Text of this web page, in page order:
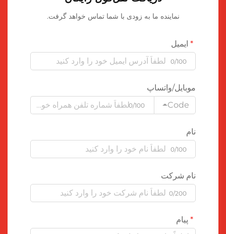
نماینده ما به زودی با شما تماس خواهد گرفت.
ایمیل
0/100
موبایل/واتساپ
Code
0/100
نام
0/100
نام شرکت
0/200
پیام